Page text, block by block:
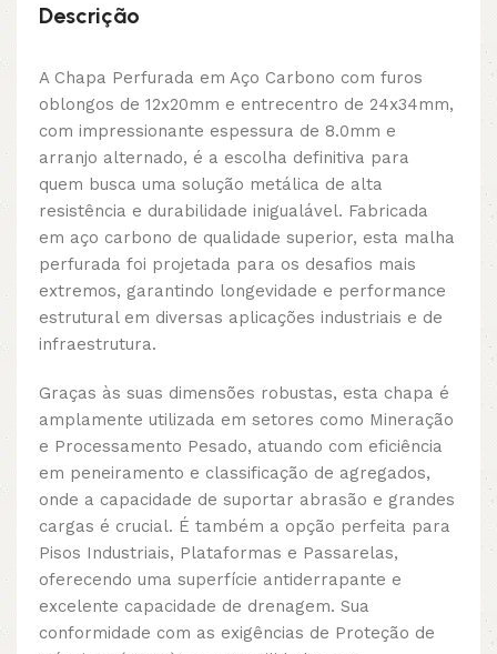
Descrição
A Chapa Perfurada em Aço Carbono com furos
oblongos de 12x20mm e entrecentro de 24x34mm,
com impressionante espessura de 8.0mm e
arranjo alternado, é a escolha definitiva para
quem busca uma solução metálica de alta
resistência e durabilidade inigualável. Fabricada
em aço carbono de qualidade superior, esta malha
perfurada foi projetada para os desafios mais
extremos, garantindo longevidade e performance
estrutural em diversas aplicações industriais e de
infraestrutura.
Graças às suas dimensões robustas, esta chapa é
amplamente utilizada em setores como Mineração
e Processamento Pesado, atuando com eficiência
em peneiramento e classificação de agregados,
onde a capacidade de suportar abrasão e grandes
cargas é crucial. É também a opção perfeita para
Pisos Industriais, Plataformas e Passarelas,
oferecendo uma superfície antiderrapante e
excelente capacidade de drenagem. Sua
conformidade com as exigências de Proteção de